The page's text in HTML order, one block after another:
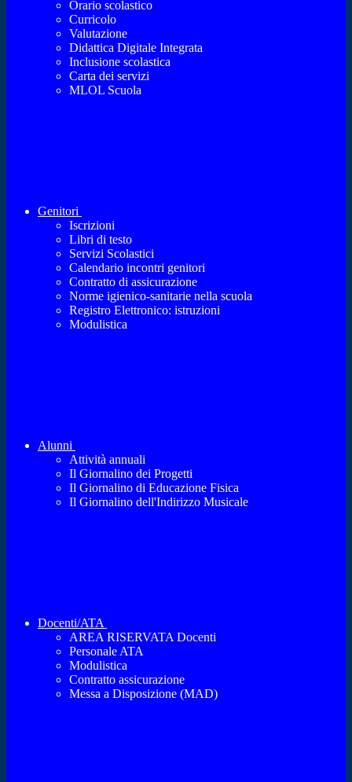
Orario scolastico
Curricolo
Valutazione
Didattica Digitale Integrata
Inclusione scolastica
Carta dei servizi
MLOL Scuola
Genitori
Iscrizioni
Libri di testo
Servizi Scolastici
Calendario incontri genitori
Contratto di assicurazione
Norme igienico-sanitarie nella scuola
Registro Elettronico: istruzioni
Modulistica
Alunni
Attività annuali
Il Giornalino dei Progetti
Il Giornalino di Educazione Fisica
Il Giornalino dell'Indirizzo Musicale
Docenti/ATA
AREA RISERVATA Docenti
Personale ATA
Modulistica
Contratto assicurazione
Messa a Disposizione (MAD)